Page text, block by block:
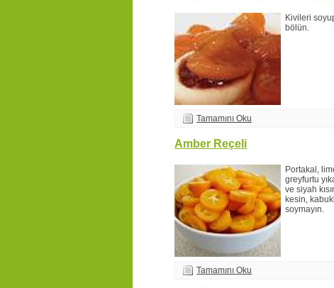
Kivileri
bölün.
Tamamını Oku
Amber Reçeli
Portakal,
greyfurtu
ve siyah
kesin,
soymayın.
Tamamını Oku